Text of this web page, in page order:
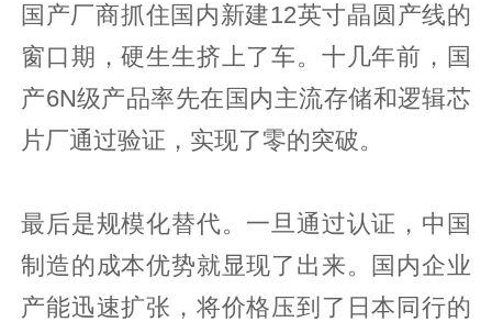
国产厂商抓住国内新建12英寸晶圆产线的
窗口期，硬生生挤上了车。十几年前，国
产6N级产品率先在国内主流存储和逻辑芯
片厂通过验证，实现了零的突破。
最后是规模化替代。一旦通过认证，中国
制造的成本优势就显现了出来。国内企业
产能迅速扩张，将价格压到了日本同行的